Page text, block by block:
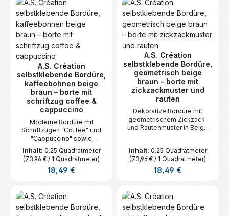
A.S. Création
selbstklebende Bordüre,
kaffeebohnen beige
braun – borte mit
schriftzug coffee &
cappuccino
Moderne Bordüre mit
Schriftzügen "Coffee" und
"Cappuccino" sowie
stilisierten Kaffeebohnen. In
Beige-Braun gehalten und
selbstklebend. Maße: 5 m x
0,05 m.
Inhalt: 0.25 Quadratmeter
(73,96 € / 1 Quadratmeter)
Regulärer Preis:
18,49 €
A.S. Création
selbstklebende Bordüre,
geometrisch beige
braun – borte mit
zickzackmuster und
rauten
Dekorative Bordüre mit
geometrischem Zickzack-
und Rautenmuster in Beige
x 0,05 m.
Inhalt: 0.25 Quadratmeter
(73,96 € / 1 Quadratmeter)
Regulärer Preis:
18,49 €